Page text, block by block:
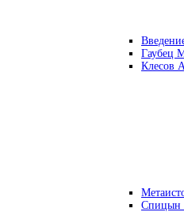
Гаубец
Клесов